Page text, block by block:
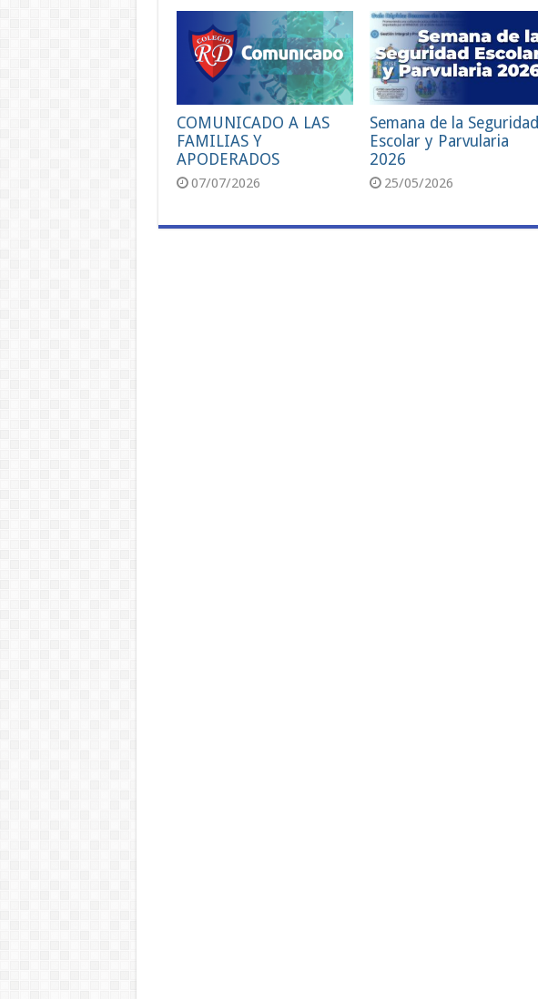
COMUNICADO A LAS
FAMILIAS Y
APODERADOS
07/07/2026
Semana de la Seguridad
Escolar y Parvularia
2026
25/05/2026